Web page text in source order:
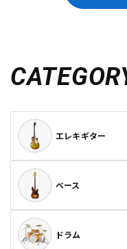
エレキギター
ベース
ドラム